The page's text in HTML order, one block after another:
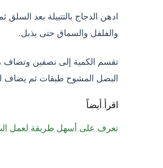
والفلفل والسماق حتى يذبل.
تقسم الكمية إلى نصفين وتضاف
البصل المشوح طبقات ثم يضاف
اقرأ أيضاً
تعرف على أسهل طريقة لعمل